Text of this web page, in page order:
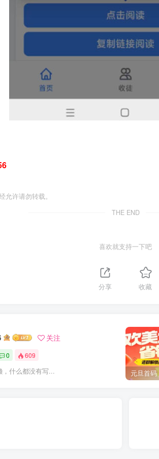
允许请勿转载。
THE END
喜欢就支持一下吧
分享 收藏
关注
0 609
，什么都没有写...